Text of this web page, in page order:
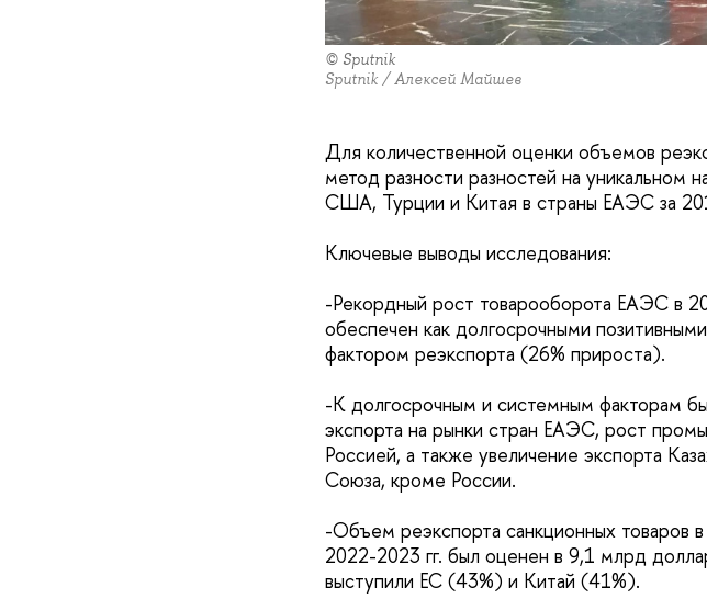
© Sputnik
Sputnik / Алексей Майшев
Для количественной оценки объемов
метод разности разностей на уникальном
США, Турции и Китая в страны ЕАЭС за
Ключевые выводы исследования:
-Рекордный рост товарооборота ЕАЭС в
обеспечен как долгосрочными
фактором реэкспорта (26% прироста).
-К долгосрочным и системным факторам
экспорта на рынки стран ЕАЭС, рост
Россией, а также увеличение экспорта
Союза, кроме России.
-Объем реэкспорта санкционных товаров
2022-2023 гг. был оценен в 9,1 млрд
выступили ЕС (43%) и Китай (41%).